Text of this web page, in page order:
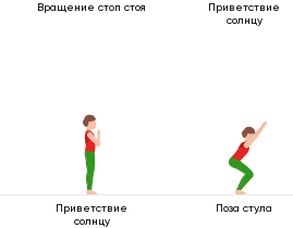
Вращение стоп стоя
Приветствие
солнцу
Приветствие
солнцу
Поза стула